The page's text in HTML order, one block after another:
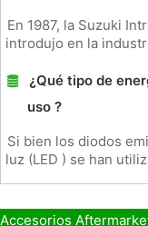
En 1987, la Suzuki
introdujo en la
¿Qué tipo de
uso ?
Si bien los diodos
luz (LED ) se han
Accesorios